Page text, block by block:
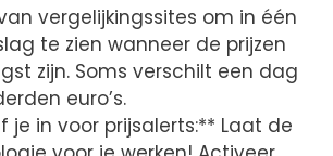
vergelijkingssites om in één
te zien wanneer de prijzen
zijn. Soms verschilt een dag
euro’s.
je in voor prijsalerts:** Laat de